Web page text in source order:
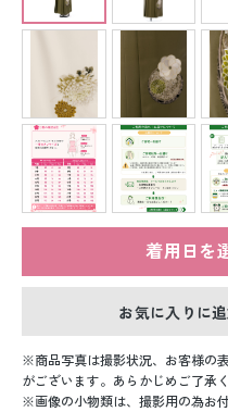
ジュニア洋装レンタル
ベビー洋装レンタル
紋付袴レンタル
留袖レンタル
スーツレンタル
色打掛&紋付袴レンタル
白無垢&紋付袴レンタル
着用日を
お気に入りに
商品写真は撮影状況、お客様の
がございます。あらかじめご了承
画像の小物類は、撮影用の為お